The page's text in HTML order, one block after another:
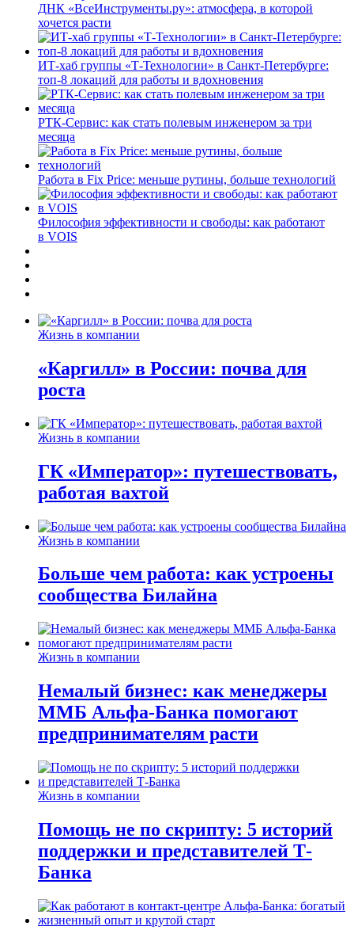
ДНК «ВсеИнструменты.ру»: атмосфера, в которой
хочется расти
ИТ-хаб группы «Т-Технологии» в Санкт-Петербурге:
топ-8 локаций для работы и вдохновения
РТК-Сервис: как стать полевым инженером за три
месяца
Работа в Fix Price: меньше рутины, больше технологий
Философия эффективности и свободы: как работают
в VOIS
Жизнь в компании
«Каргилл» в России: почва для
роста
Жизнь в компании
ГК «Император»: путешествовать,
работая вахтой
Жизнь в компании
Больше чем работа: как устроены
сообщества Билайна
Жизнь в компании
Немалый бизнес: как менеджеры
ММБ Альфа-Банка помогают
предпринимателям расти
Жизнь в компании
Помощь не по скрипту: 5 историй
поддержки и представителей Т-
Банка